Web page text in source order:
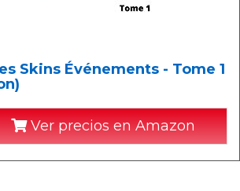
Skins Événements - Tome 1
Ver precios en Amazon